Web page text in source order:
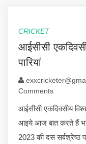
CRICKET
आईसीसी
पारियां
Comments
आईसीसी एकदिवसीय
आइये आज बात करते हैं
2023 की दस सर्वश्रेष्ठ